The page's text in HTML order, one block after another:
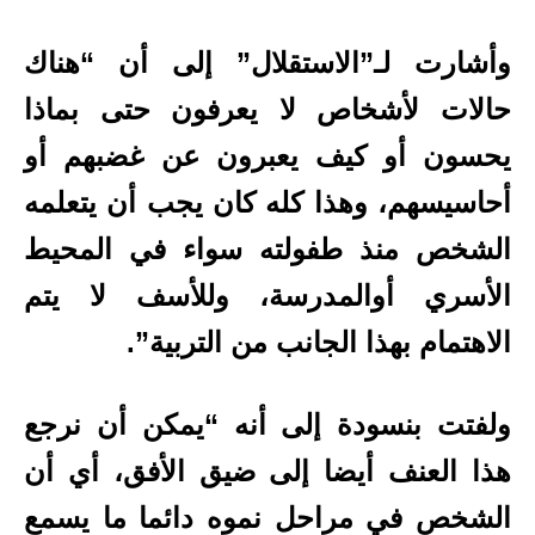
وأشارت لـ”الاستقلال” إلى أن “هناك
حالات لأشخاص لا يعرفون حتى بماذا
يحسون أو كيف يعبرون عن غضبهم أو
أحاسيسهم، وهذا كله كان يجب أن يتعلمه
الشخص منذ طفولته سواء في المحيط
الأسري أوالمدرسة، وللأسف لا يتم
الاهتمام بهذا الجانب من التربية”.
ولفتت بنسودة إلى أنه “يمكن أن نرجع
هذا العنف أيضا إلى ضيق الأفق، أي أن
الشخص في مراحل نموه دائما ما يسمع